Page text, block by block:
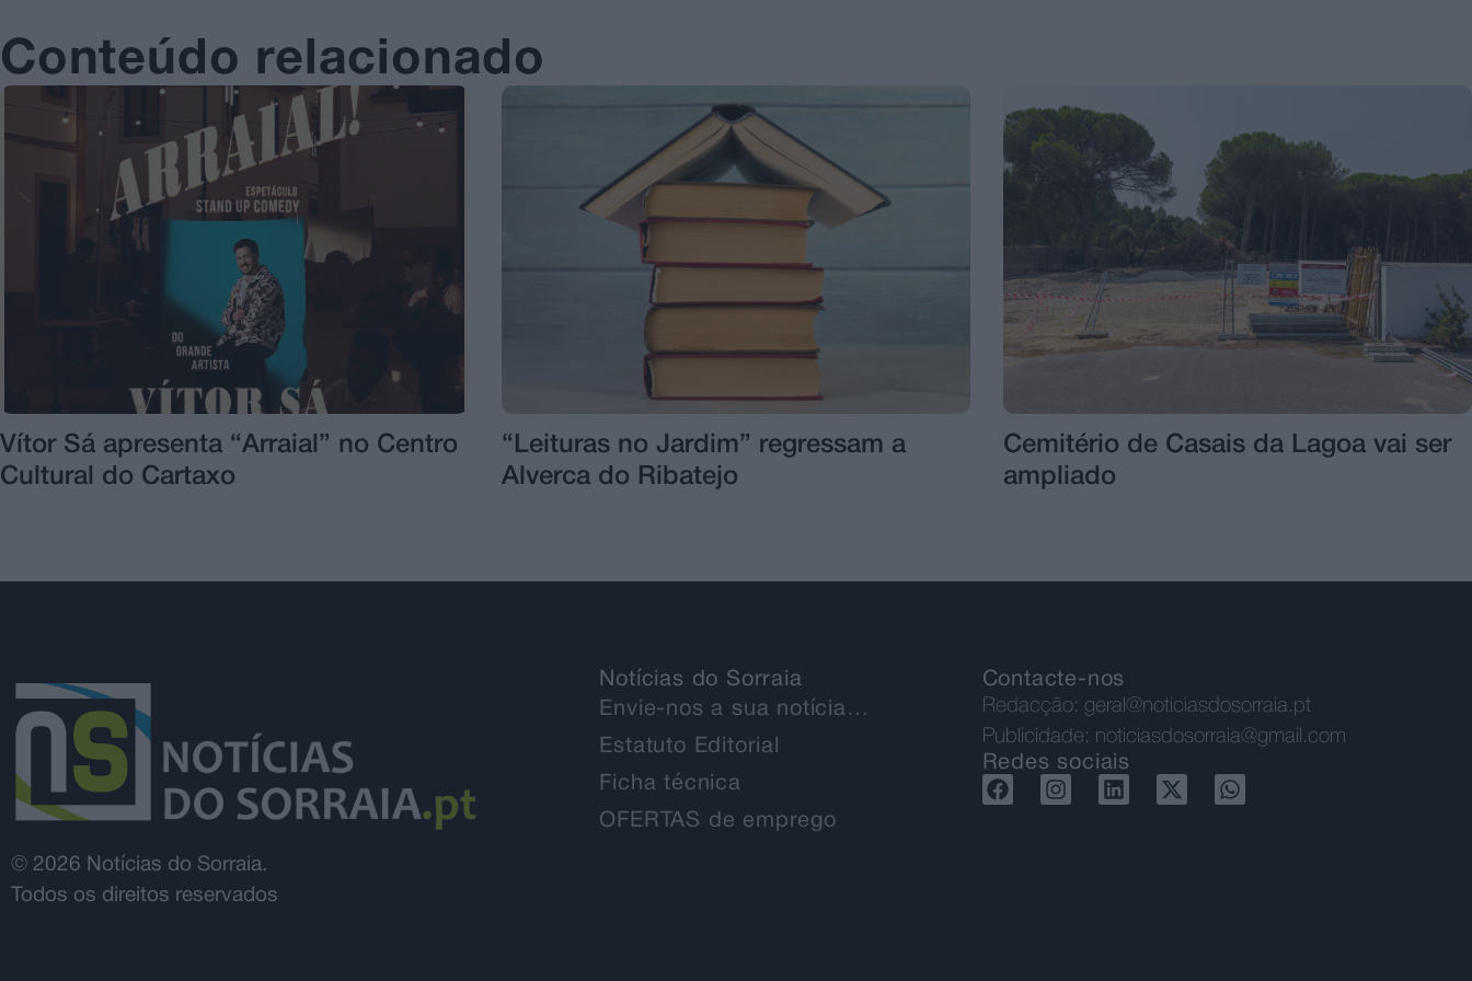
Conteúdo relacionado
Vítor Sá apresenta “Arraial” no Centro
Cultural do Cartaxo
“Leituras no Jardim” regressam a
Alverca do Ribatejo
Cemitério de Casais da Lagoa vai ser
ampliado
© 2026 Notícias do Sorraia.
Todos os direitos reservados
Notícias do Sorraia
Envie-nos a sua notícia…
Estatuto Editorial
Ficha técnica
OFERTAS de emprego
Contacte-nos
Redacção: geral@noticiasdosorraia.pt
Publicidade: noticiasdosorraia@gmail.com
Redes sociais